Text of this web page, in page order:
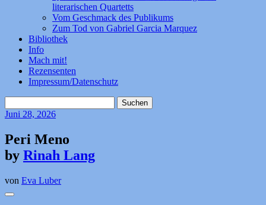
literarischen Quartetts
Vom Geschmack des Publikums
Zum Tod von Gabriel Garcia Marquez
Bibliothek
Info
Mach mit!
Rezensenten
Impressum/Datenschutz
nach:
Juni 28, 2026
Peri Meno
by Rinah Lang
von Eva Luber